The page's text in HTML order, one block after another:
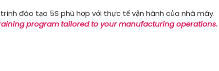
đào tạo 5S phù hợp với thực tế vận hành của nhà máy.
program tailored to your manufacturing operations.